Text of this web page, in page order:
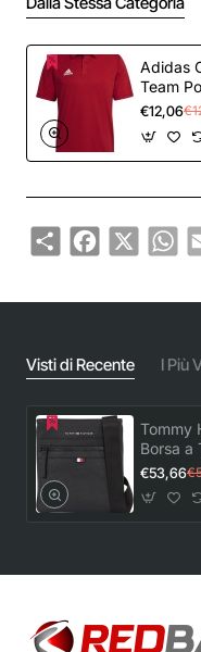
Adidas
Team
€12,06
ShareFacebook
X
Visti di Recente I Più
Tommy
Borsa a
PU
(Black),
€53,66